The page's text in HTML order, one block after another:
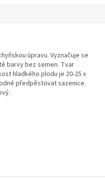
úpravu. Vyznačuje se
barvy bez semen. Tvar
hladkého plodu je 20-25 x
předpěstovat sazenice.